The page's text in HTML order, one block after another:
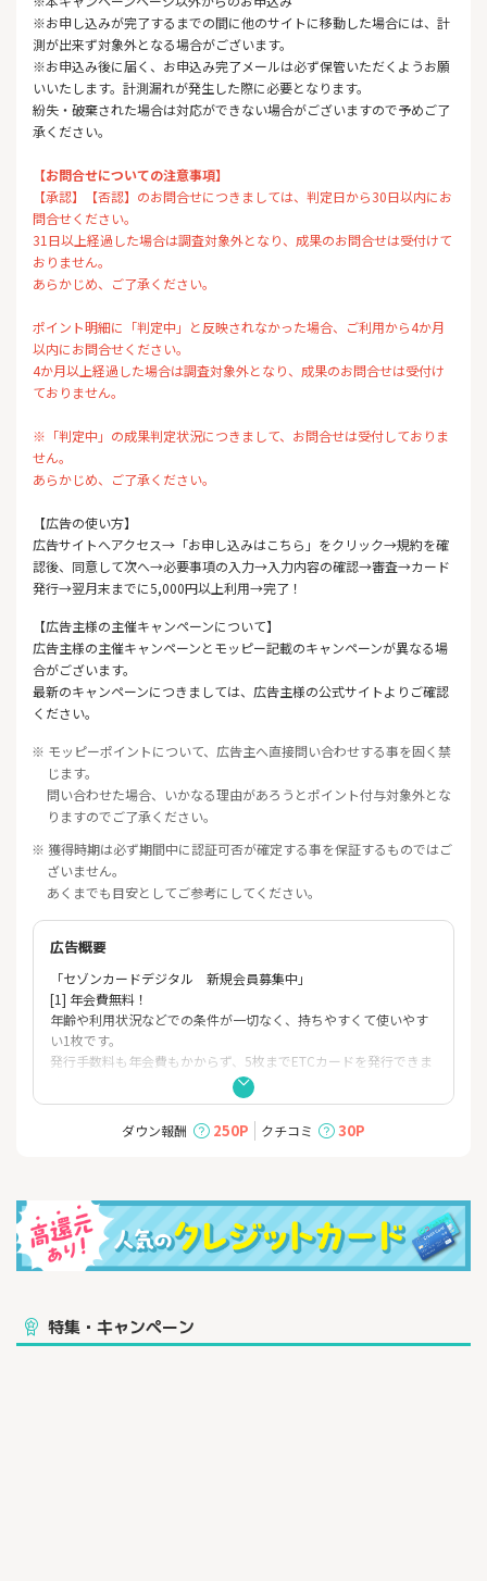
※お申し込みが完了するまでの間に他のサイトに移動した場合には、計
測が出来ず対象外となる場合がございます。
※お申込み後に届く、お申込み完了メールは必ず保管いただくようお願
いいたします。計測漏れが発生した際に必要となります。
紛失・破棄された場合は対応ができない場合がございますので予めご了
承ください。
【お問合せについての注意事項】
【承認】【否認】のお問合せにつきましては、判定日から30日以内にお
問合せください。
31日以上経過した場合は調査対象外となり、成果のお問合せは受付けて
おりません。
あらかじめ、ご了承ください。
ポイント明細に「判定中」と反映されなかった場合、ご利用から4か月
以内にお問合せください。
4か月以上経過した場合は調査対象外となり、成果のお問合せは受付け
ておりません。
※「判定中」の成果判定状況につきまして、お問合せは受付しておりま
せん。
あらかじめ、ご了承ください。
【広告の使い方】
広告サイトへアクセス→「お申し込みはこちら」をクリック→規約を確
認後、同意して次へ→必要事項の入力→入力内容の確認→審査→カード
発行→翌月末までに5,000円以上利用→完了！
【広告主様の主催キャンペーンについて】
広告主様の主催キャンペーンとモッピー記載のキャンペーンが異なる場
合がございます。
最新のキャンペーンにつきましては、広告主様の公式サイトよりご確認
ください。
※ モッピーポイントについて、広告主へ直接問い合わせする事を固く禁
じます。
問い合わせた場合、いかなる理由があろうとポイント付与対象外とな
りますのでご了承ください。
※ 獲得時期は必ず期間中に認証可否が確定する事を保証するものではご
ざいません。
あくまでも目安としてご参考にしてください。
広告概要
「セゾンカードデジタル 新規会員募集中」
[1] 年会費無料！
年齢や利用状況などでの条件が一切なく、持ちやすくて使いやす
い1枚です。
発行手数料も年会費もかからず、5枚までETCカードを発行でき ま
[2] ナンバーレスのプラスチックカード！
発行後すぐに公式スマホアプリ［セゾンPortal］でクレジッ
[3]アプリで簡単！カード管理をスマートに！
カード番号、利用明細はアプリで確認。電子決済、利用停止もス
マ
ホで簡単。
ト！
インターネットからのお申し込みで、原則24時間※最短数十秒で
ダウン報酬 250P クチコミ 30P
特集・キャンペーン